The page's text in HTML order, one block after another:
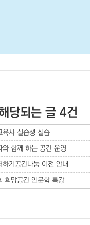
당되는 글 4건
육사 실습생 실습
와 함께 하는 공간 운영
하기공간나눔 이전 안내
희망공간 인문학 특강